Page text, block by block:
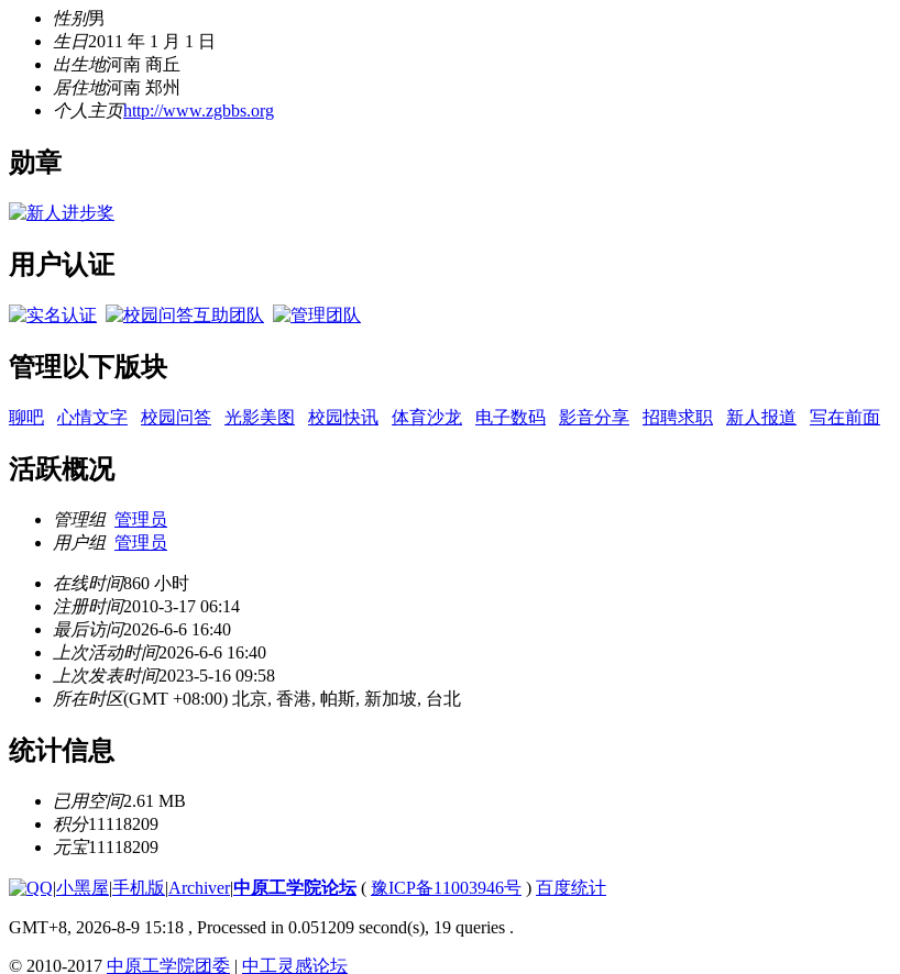
性别男
生日2011 年 1 月 1 日
出生地河南 商丘
居住地河南 郑州
个人主页http://www.zgbbs.org
勋章
用户认证
管理以下版块
聊吧 心情文字 校园问答 光影美图 校园快讯 体育沙龙 电子数码 影音分享 招聘求职 新人报道 写在前面
活跃概况
管理组 管理员
用户组 管理员
在线时间860 小时
注册时间2010-3-17 06:14
最后访问2026-6-6 16:40
上次活动时间2026-6-6 16:40
上次发表时间2023-5-16 09:58
所在时区(GMT +08:00) 北京, 香港, 帕斯, 新加坡, 台北
统计信息
已用空间2.61 MB
积分11118209
元宝11118209
|小黑屋|手机版|Archiver|中原工学院论坛( 豫ICP备11003946号 ) 百度统计
GMT+8, 2026-8-9 15:18 , Processed in 0.051209 second(s), 19 queries .
© 2010-2017 中原工学院团委 | 中工灵感论坛